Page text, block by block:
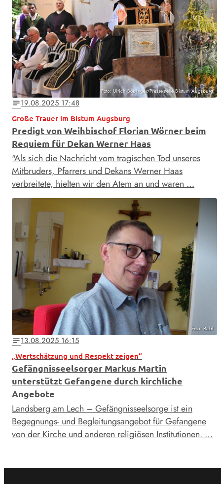
Foto: Ulrich Bobinger/Pressestelle Bistum Augsburg
notes19.08.2025 17:48
Große Trauer im Bistum Augsburg
Predigt von Weihbischof Florian Wörner beim
Requiem für Dekan Werner Haas
"Als sich die Nachricht vom tragischen Tod unseres
Mitbruders, Pfarrers und Dekans Werner Haas
verbreitete, hielten wir den Atem an und waren …
Foto: Rabl
notes13.08.2025 16:15
„Wertschätzung und Respekt zeigen“
Gefängnisseelsorger Markus Martin
unterstützt Gefangene durch kirchliche
Angebote
Landsberg am Lech – Gefängnisseelsorge ist ein
Begegnungs- und Begleitungsangebot für Gefangene
von der Kirche und anderen religiösen Institutionen. …